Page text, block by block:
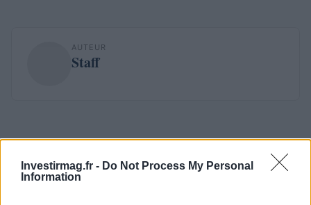
Investirmag.fr - Do Not Process My Personal
Information
AUTEUR
Staff